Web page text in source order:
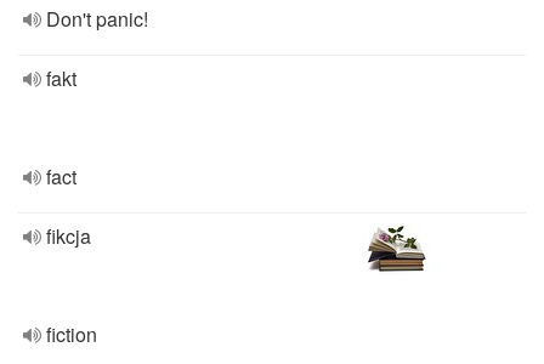
Don't panic!
fakt
fact
fikcja
fiction